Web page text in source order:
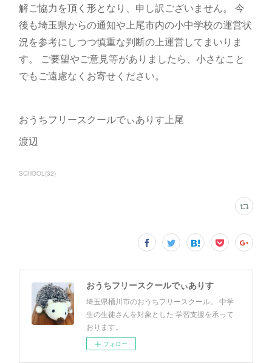
解ご協力を頂く形となり、申し訳ございません。 今
後も埼玉県からの通知や上尾市内の小中学校の運営状
況を参考にしつつ慎重な判断の上運営してまいりま
す。 ご要望やご意見等がありましたら、小さなこと
でもご遠慮なくお寄せください。
おうちフリースクールでぃありす上尾
渡辺
SCHOOL(32)
おうちフリースクールでぃありす
埼玉県桶川市のおうちフリースクール。 中学
生の生徒さんを対象とした 学習支援を承って
おります。
フォロー